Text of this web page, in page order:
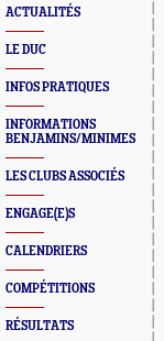
ACTUALITÉS
LE DUC
INFOS PRATIQUES
INFORMATIONS
BENJAMINS/MINIMES
LES CLUBS ASSOCIÉS
ENGAGE(E)S
CALENDRIERS
COMPÉTITIONS
RÉSULTATS